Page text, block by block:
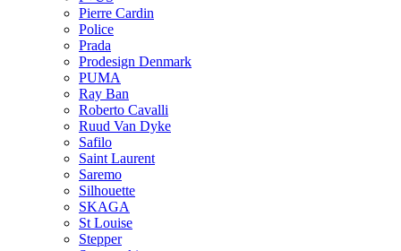
Pierre Cardin
Police
Prada
Prodesign Denmark
PUMA
Ray Ban
Roberto Cavalli
Ruud Van Dyke
Safilo
Saint Laurent
Saremo
Silhouette
SKAGA
St Louise
Stepper